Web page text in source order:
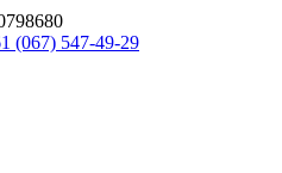
(067) 547-49-29